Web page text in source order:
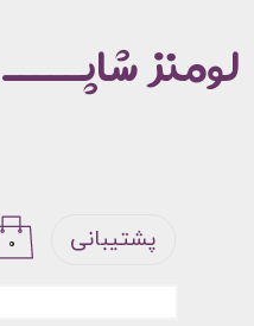
حساب کاربری من
خروج از حساب کاربری
۰ پشتیبانی
لومنز شاپـــــ